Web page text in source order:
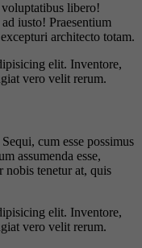
voluptatibus libero!
iusto! Praesentium
architecto totam.
elit. Inventore,
vero velit rerum.
cum esse possimus
assumenda esse,
nobis tenetur at, quis
elit. Inventore,
vero velit rerum.